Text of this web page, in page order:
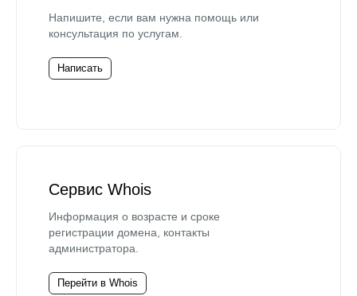
Напишите, если вам нужна помощь или
консультация по услугам.
Написать
Сервис Whois
Информация о возрасте и сроке
регистрации домена, контакты
администратора.
Перейти в Whois